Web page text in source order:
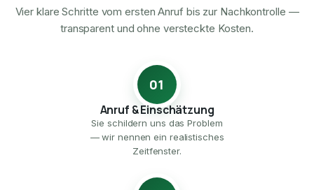
Vier klare Schritte vom ersten Anruf bis zur Nachkontrolle —
transparent und ohne versteckte Kosten.
01
Anruf & Einschätzung
Sie schildern uns das Problem
— wir nennen ein realistisches
Zeitfenster.